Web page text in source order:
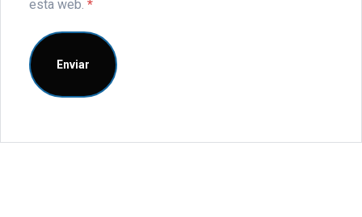
esta web. *